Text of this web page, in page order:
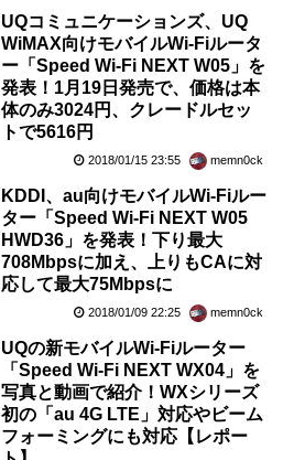
UQコミュニケーションズ、UQ
WiMAX向けモバイルWi-Fiルータ
ー「Speed Wi-Fi NEXT W05」を
発表！1月19日発売で、価格は本
体のみ3024円、クレードルセッ
トで5616円
2018/01/15 23:55 memn0ck
KDDI、au向けモバイルWi-Fiルー
ター「Speed Wi-Fi NEXT W05
HWD36」を発表！下り最大
708Mbpsに加え、上りもCAに対
応して最大75Mbpsに
2018/01/09 22:25 memn0ck
UQの新モバイルWi-Fiルーター
「Speed Wi-Fi NEXT WX04」を
写真と動画で紹介！WXシリーズ
初の「au 4G LTE」対応やビーム
フォーミングにも対応【レポー